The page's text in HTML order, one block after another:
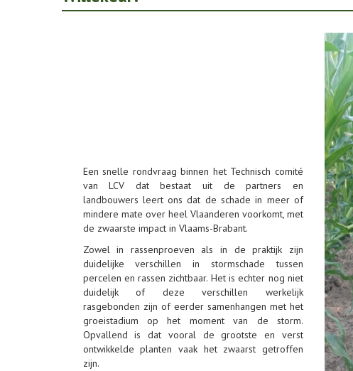
Een snelle rondvraag binnen het Technisch comité
van LCV dat bestaat uit de partners en
landbouwers leert ons dat de schade in meer of
mindere mate over heel Vlaanderen voorkomt, met
de zwaarste impact in Vlaams-Brabant.
Zowel in rassenproeven als in de praktijk zijn
duidelijke verschillen in stormschade tussen
percelen en rassen zichtbaar. Het is echter nog niet
duidelijk of deze verschillen werkelijk
rasgebonden zijn of eerder samenhangen met het
groeistadium op het moment van de storm.
Opvallend is dat vooral de grootste en verst
ontwikkelde planten vaak het zwaarst getroffen
zijn.